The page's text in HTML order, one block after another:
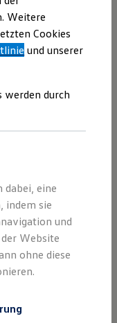
Weitere
Cookies
und unserer
werden durch
dabei, eine
indem sie
und
Website
ohne diese